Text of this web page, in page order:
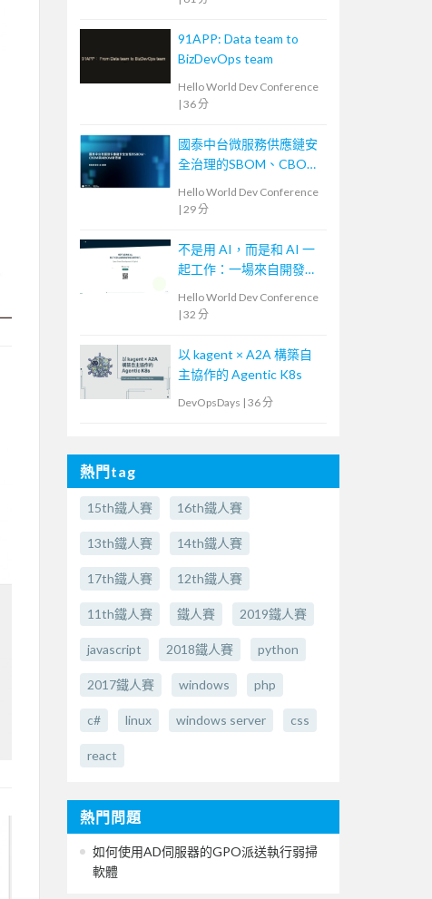
91APP: Data team to
BizDevOps team
Hello World Dev Conference
| 36 分
國泰中台微服務供應鏈安
全治理的SBOM、CBOM
Hello World Dev Conference
| 29 分
不是用 AI，而是和 AI 一
起工作：一場來自開發現
Hello World Dev Conference
| 32 分
以 kagent × A2A 構築自
主協作的 Agentic K8s
DevOpsDays | 36 分
熱門tag
15th鐵人賽 16th鐵人賽
13th鐵人賽 14th鐵人賽
17th鐵人賽 12th鐵人賽
11th鐵人賽 鐵人賽 2019鐵人賽
javascript 2018鐵人賽 python
2017鐵人賽 windows php
c# linux windows server css
react
熱門問題
如何使用AD伺服器的GPO派送執行弱掃
軟體